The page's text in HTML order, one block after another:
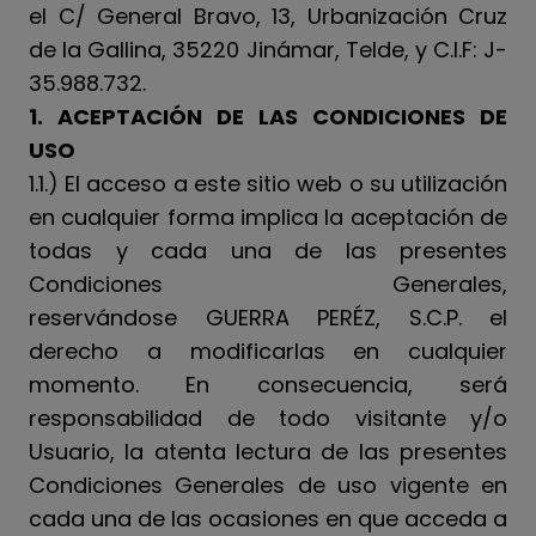
el C/ General Bravo, 13, Urbanización Cruz
de la Gallina, 35220 Jinámar, Telde, y C.I.F: J-
35.988.732.
1. ACEPTACIÓN DE LAS CONDICIONES DE
USO
1.1.) El acceso a este sitio web o su utilización
en cualquier forma implica la aceptación de
todas y cada una de las presentes
Condiciones Generales,
reservándose GUERRA PERÉZ, S.C.P. el
derecho a modificarlas en cualquier
momento. En consecuencia, será
responsabilidad de todo visitante y/o
Usuario, la atenta lectura de las presentes
Condiciones Generales de uso vigente en
cada una de las ocasiones en que acceda a